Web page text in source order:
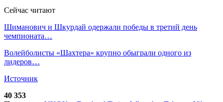
Сейчас читают
Шиманович и Шкурдай одержали победы в третий день
чемпионата…
Волейболисты «Шахтера» крупно обыграли одного из
лидеров…
Источник
40 353